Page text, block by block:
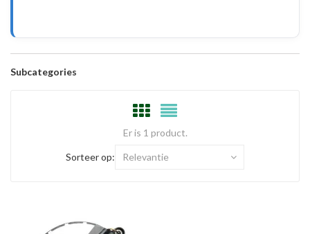
Subcategories
Er is 1 product.
Sorteer op: Relevantie